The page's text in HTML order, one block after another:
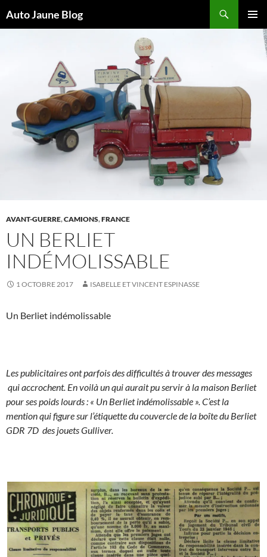
Auto Jaune Blog
MENU
AVANT-GUERRE,CAMIONS,FRANCE
UN BERLIET
INDÉMOLISSABLE
1 OCTOBRE 2017 ISABELLE ET VINCENT ESPINASSE
Un Berliet indémolissable
Les publicitaires ont parfois des difficultés à trouver des messages
qui accrochent. En voilà un qui aurait pu servir à la maison Berliet
pour ses poids lourds : « Un Berliet indémolissable ». C’est la
mention qui figure sur l’étiquette du couvercle de la boîte du Berliet
GDR 7D des jouets Gulliver.